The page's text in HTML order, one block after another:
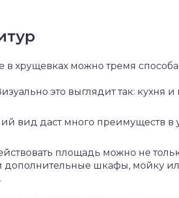
в хрущевках можно тремя
это выглядит так: кухня
вид даст много преимуществ
площадь можно не
дополнительные шкафы, мойку